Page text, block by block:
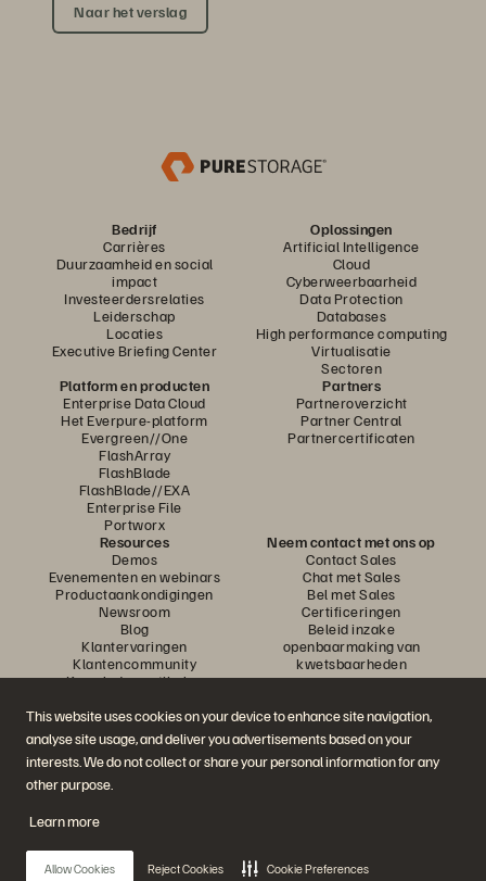
This website uses cookies on your device to enhance site navigation,
analyse site usage, and deliver you advertisements based on your
interests. We do not collect or share your personal information for any
other purpose.
Learn more
Allow Cookies Reject Cookies Cookie Preferences
Naar het verslag
Bedrijf
Carrières
Duurzaamheid en social
impact
Investeerdersrelaties
Leiderschap
Locaties
Executive Briefing Center
Oplossingen
Artificial Intelligence
Cloud
Cyberweerbaarheid
Data Protection
Databases
High performance computing
Virtualisatie
Sectoren
Platform en producten
Enterprise Data Cloud
Het Everpure-platform
Evergreen//One
FlashArray
FlashBlade
FlashBlade//EXA
Enterprise File
Portworx
Partners
Partneroverzicht
Partner Central
Partnercertificaten
Resources
Demos
Evenementen en webinars
Productaankondigingen
Newsroom
Blog
Klantervaringen
Klantencommunity
Knowledge-artikelen
Neem contact met ons op
Contact Sales
Chat met Sales
Bel met Sales
Certificeringen
Beleid inzake
openbaarmaking van
kwetsbaarheden
Neem deel aan het gesprek
Volg alle officiële sociale kanalen van Everpure
© 2026 Everpure, Inc. Alle rechten voorbehouden.
PrivacyAlgemene voorwaarden websiteLegalVertrouwenscentrum